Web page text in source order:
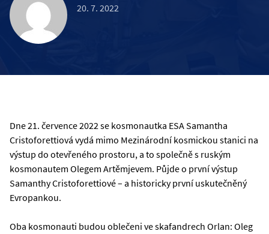
20. 7. 2022
Dne 21. července 2022 se kosmonautka ESA Samantha
Cristoforettiová vydá mimo Mezinárodní kosmickou stanici na
výstup do otevřeného prostoru, a to společně s ruským
kosmonautem Olegem Artěmjevem. Půjde o první výstup
Samanthy Cristoforettiové – a historicky první uskutečněný
Evropankou.
Oba kosmonauti budou oblečeni ve skafandrech Orlan: Oleg